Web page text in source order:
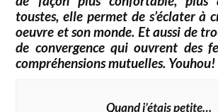
toustes, elle permet de s’éclater à
oeuvre et son monde. Et aussi de
de convergence qui ouvrent des
compréhensions mutuelles. Youhou!
Quand j’étais petite…